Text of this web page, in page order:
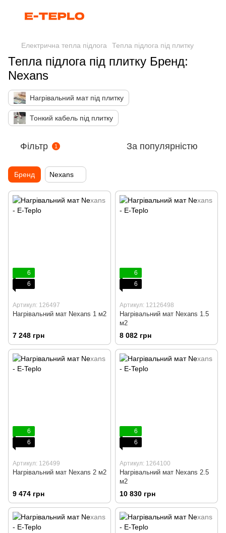
Електрична тепла підлога Тепла підлога під плитку
Тепла підлога під плитку Бренд:
Nexans
Нагрівальний мат під плитку
Тонкий кабель під плитку
Фільтр 1 За популярністю
Бренд Nexans
6
6
Артикул: 126497
Нагрівальний мат Nexans 1 м2
7 248 грн
6
6
Артикул: 12126498
Нагрівальний мат Nexans 1.5
м2
8 082 грн
6
6
Артикул: 126499
Нагрівальний мат Nexans 2 м2
9 474 грн
6
6
Артикул: 1264100
Нагрівальний мат Nexans 2.5
м2
10 830 грн